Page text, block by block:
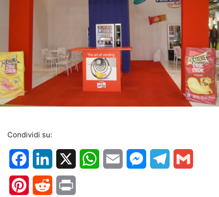
Condividi su:
FacebookLinkedIn WhatsApp
Email MessengerTelegram
PinterestReddit